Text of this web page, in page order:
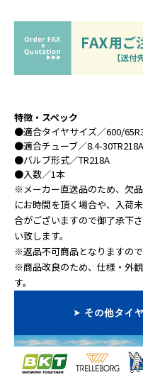
特徴・スペック
●適合タイヤサイズ／600/
●適合チューブ／8.4-30TR218A
●バルブ形式／TR218A
●入数／1本
※メーカー直送品のため、欠
にお時間を頂く場合や、入荷
合がございますので御了承下
い致します。
※返品不可商品となりますので
※商品改良のため、仕様・外
す。